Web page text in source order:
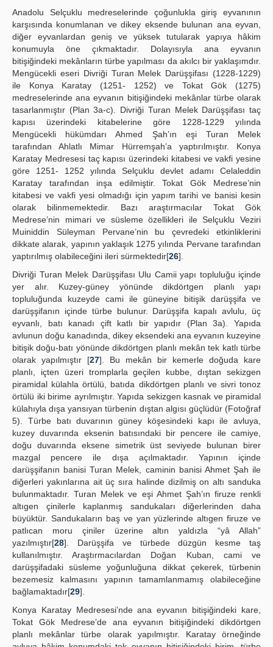
Anadolu Selçuklu medreselerinde çoğunlukla giriş eyvanının
karşısında konumlanan ve dikey eksende bulunan ana eyvan,
diğer eyvanlardan geniş ve yüksek tutularak yapıya hâkim
konumuyla öne çıkmaktadır. Dolayısıyla ana eyvanın
bitişiğindeki mekânların türbe yapılması da akılcı bir yaklaşımdır.
Mengücekli eseri Divriği Turan Melek Darüşşifası (1228-1229)
ile Konya Karatay (1251- 1252) ve Tokat Gök (1275)
medreselerinde ana eyvanın bitişiğindeki mekânlar türbe olarak
tasarlanmıştır (Plan 3a-c). Divriği Turan Melek Darüşşifası taç
kapısı üzerindeki kitabelerine göre 1228-1229 yılında
Mengücekli hükümdarı Ahmed Şah’ın eşi Turan Melek
tarafından Ahlatlı Mimar Hürremşah’a yaptırılmıştır. Konya
Karatay Medresesi taç kapısı üzerindeki kitabesi ve vakfi yesine
göre 1251- 1252 yılında Selçuklu devlet adamı Celaleddin
Karatay tarafından inşa edilmiştir. Tokat Gök Medrese’nin
kitabesi ve vakfi yesi olmadığı için yapım tarihi ve banisi kesin
olarak bilinmemektedir. Bazı araştırmacılar Tokat Gök
Medrese’nin mimari ve süsleme özellikleri ile Selçuklu Veziri
Muiniddin Süleyman Pervane’nin bu çevredeki etkinliklerini
dikkate alarak, yapının yaklaşık 1275 yılında Pervane tarafından
yaptırılmış olabileceğini ileri sürmektedir[26].
Divriği Turan Melek Darüşşifası Ulu Camii yapı topluluğu içinde
yer alır. Kuzey-güney yönünde dikdörtgen planlı yapı
topluluğunda kuzeyde cami ile güneyine bitişik darüşşifa ve
darüşşifanın içinde türbe bulunur. Darüşşifa kapalı avlulu, üç
eyvanlı, batı kanadı çift katlı bir yapıdır (Plan 3a). Yapıda
avlunun doğu kanadında, dikey eksendeki ana eyvanın kuzeyine
bitişik doğu-batı yönünde dikdörtgen planlı mekân tek katlı türbe
olarak yapılmıştır [27]. Bu mekân bir kemerle doğuda kare
planlı, içten üzeri tromplarla geçilen kubbe, dıştan sekizgen
piramidal külahla örtülü, batıda dikdörtgen planlı ve sivri tonoz
örtülü iki birime ayrılmıştır. Yapıda sekizgen kasnak ve piramidal
külahıyla dışa yansıyan türbenin dıştan algısı güçlüdür (Fotoğraf
5). Türbe batı duvarının güney köşesindeki kapı ile avluya,
kuzey duvarında eksenin batısındaki bir pencere ile camiye,
doğu duvarında eksene simetrik üst seviyede bulunan birer
mazgal pencere ile dışa açılmaktadır. Yapının içinde
darüşşifanın banisi Turan Melek, caminin banisi Ahmet Şah ile
diğerleri yakınlarına ait üç sıra halinde dizilmiş on altı sanduka
bulunmaktadır. Turan Melek ve eşi Ahmet Şah’ın firuze renkli
altıgen çinilerle kaplanmış sandukaları diğerlerinden daha
büyüktür. Sandukaların baş ve yan yüzlerinde altıgen firuze ve
patlıcan moru çiniler üzerine altın yaldızla “yâ Allah”
yazılmıştır[28]. Darüşşifa ve türbede düzgün kesme taş
kullanılmıştır. Araştırmacılardan Doğan Kuban, cami ve
darüşşifadaki süsleme yoğunluğuna dikkat çekerek, türbenin
bezemesiz kalmasını yapının tamamlanmamış olabileceğine
bağlamaktadır[29].
Konya Karatay Medresesi’nde ana eyvanın bitişiğindeki kare,
Tokat Gök Medrese’de ana eyvanın bitişiğindeki dikdörtgen
planlı mekânlar türbe olarak yapılmıştır. Karatay örneğinde